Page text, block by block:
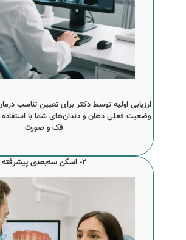
ارزیابی اولیه توسط دکتر برای تعیین تناسب
وضعیت فعلی دهان و دندان‌های شما با استفاده
فک و صورت
2- اسکن سه‌بعدی پیشرفته